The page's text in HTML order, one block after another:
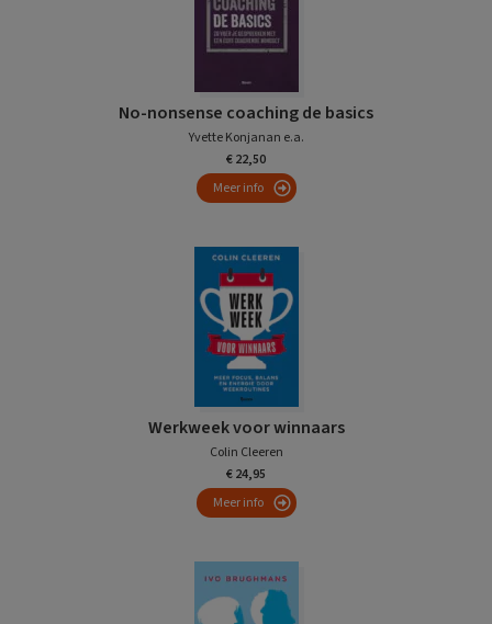
No-nonsense coaching de basics
Yvette Konjanan e.a.
€ 22,50
Meer info
Werkweek voor winnaars
Colin Cleeren
€ 24,95
Meer info